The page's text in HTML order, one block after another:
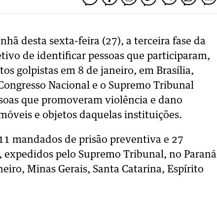
desta sexta-feira (27), a terceira fase da
de identificar pessoas que participaram,
golpistas em 8 de janeiro, em Brasília,
Nacional e o Supremo Tribunal
que promoveram violência e dano
e objetos daquelas instituições.
mandados de prisão preventiva e 27
expedidos pelo Supremo Tribunal, no Paraná
Minas Gerais, Santa Catarina, Espírito